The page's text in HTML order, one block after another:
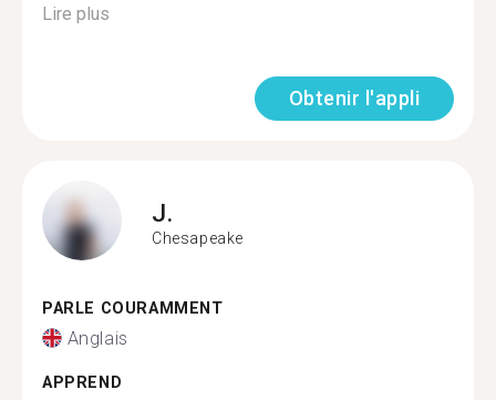
Lire plus
Obtenir l'appli
J.
Chesapeake
PARLE COURAMMENT
Anglais
APPREND